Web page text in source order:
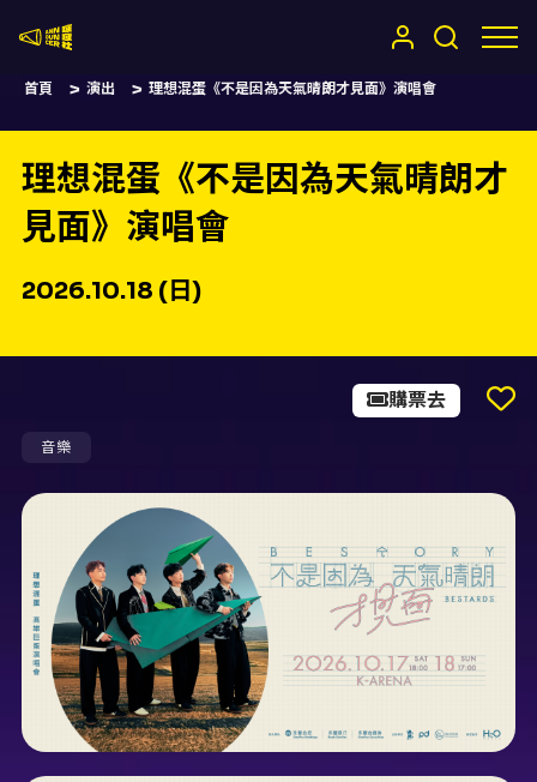
首頁 演出 理想混蛋《不是因為天氣晴朗才見面》演唱會
理想混蛋《不是因為天氣晴朗才
見面》演唱會
2026.10.18 (日)
音樂
購票去